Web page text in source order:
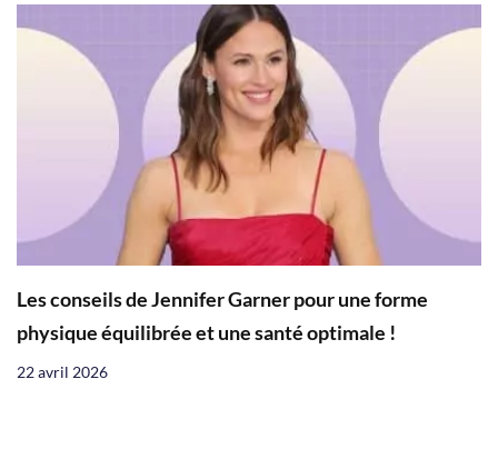
Les conseils de Jennifer Garner pour une forme
physique équilibrée et une santé optimale !
22 avril 2026